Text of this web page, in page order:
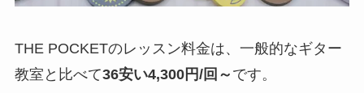
THE POCKETのレッスン料金は、一般的なギター
教室と比べて36安い4,300円/回～ です。